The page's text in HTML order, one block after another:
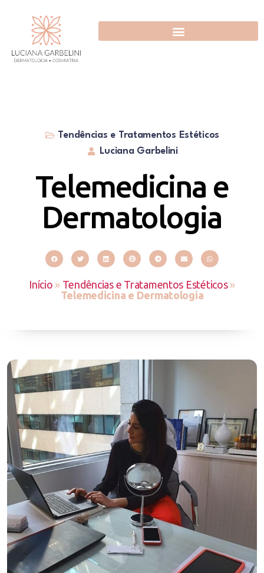
Tendências e Tratamentos Estéticos
Luciana Garbelini
Telemedicina e
Dermatologia
Início » Tendências e Tratamentos Estéticos»
Telemedicina e Dermatologia